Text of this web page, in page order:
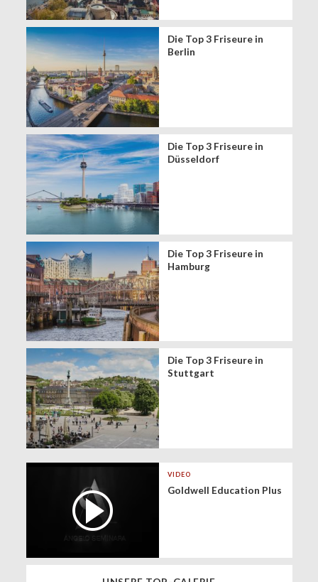
Die Top 3 Friseure in
Berlin
Die Top 3 Friseure in
Düsseldorf
Die Top 3 Friseure in
Hamburg
Die Top 3 Friseure in
Stuttgart
VIDEO
Goldwell Education Plus